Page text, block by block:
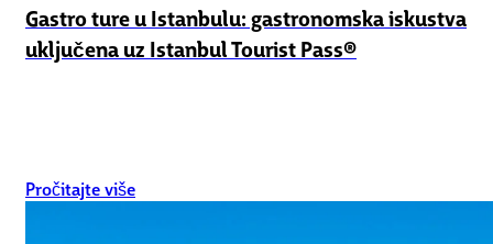
Gastro ture u Istanbulu: gastronomska iskustva
uključena uz Istanbul Tourist Pass®
Pročitajte više